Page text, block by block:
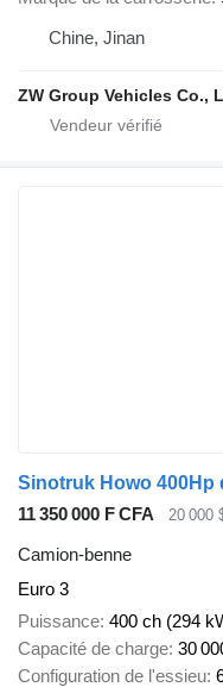
Chine, Jinan
ZW Group Vehicles Co.,
11 350 000 F CFA 20 000
Camion-benne
Euro 3
Puissance 400 ch (294
Capacité de charge 30
Configuration de l'essieu